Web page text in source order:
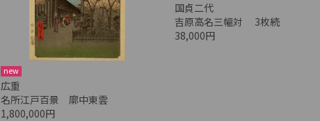
new
広重
名所江戸百景 廓中東雲
1,800,000円
国貞二代
吉原高名三幅対 3枚続
38,000円